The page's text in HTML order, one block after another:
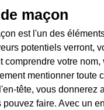
maçon
est l'un des
potentiels verront,
comprendre votre
mentionner toute
tête, vous
faire. Avec un